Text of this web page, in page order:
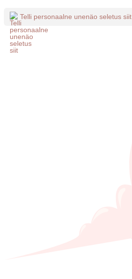
Telli personaalne unenäo seletus siit